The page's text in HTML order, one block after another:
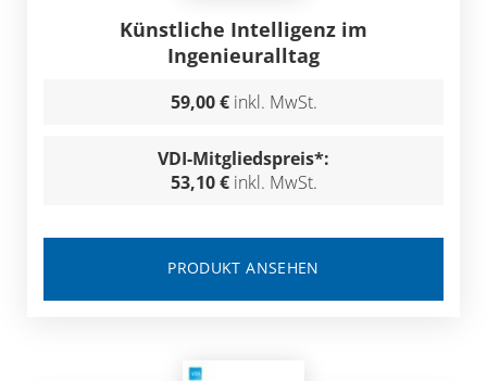
Künstliche Intelligenz im
Ingenieuralltag
59,00 € inkl. MwSt.
VDI-Mitgliedspreis*:
53,10 € inkl. MwSt.
PRODUKT ANSEHEN